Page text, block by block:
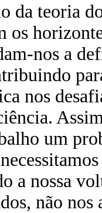
da teoria
os
nos a
nos
um
a nossa
não